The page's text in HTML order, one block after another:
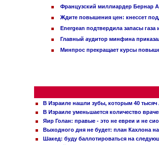
Французский миллиардер Бернар
Ждите повышения цен: кнессет
Energean подтвердила запасы
Главный аудитор минфина
Минпрос прекращает курсы
В Израиле нашли зубы, которым 40 тысяч
В Израиле уменьшается количество
Яир Голан: правые - это не евреи и не
Выходного дня не будет: план Кахлона
Шакед: буду баллотироваться на